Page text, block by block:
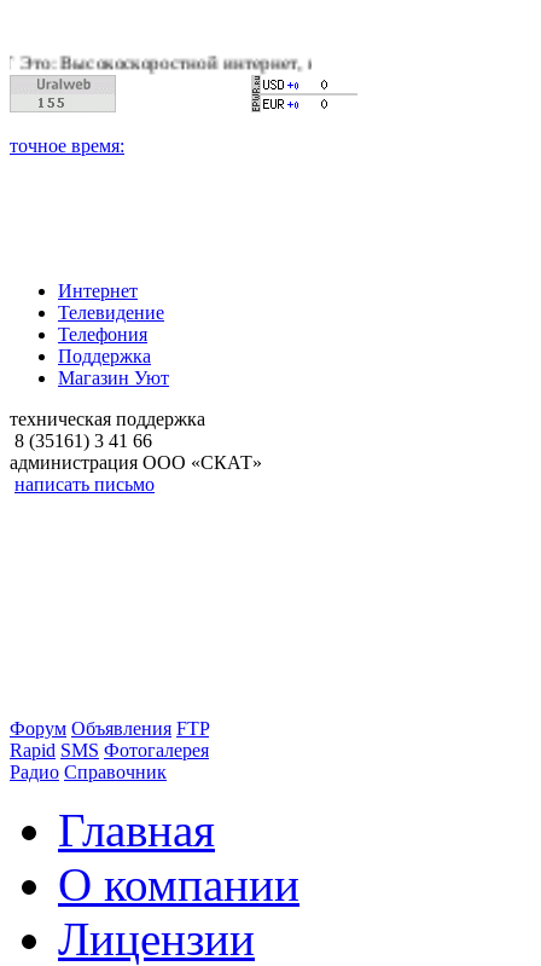
интернет, качественное цифровое и кабельное
Интернет
Телевидение
Телефония
Поддержка
Магазин Уют
техническая поддержка
8 (35161) 3 41 66
администрация ООО «СКАТ»
написать письмо
Форум Объявления FTP
Rapid SMS Фотогалерея
Радио Справочник
Главная
О компании
Лицензии